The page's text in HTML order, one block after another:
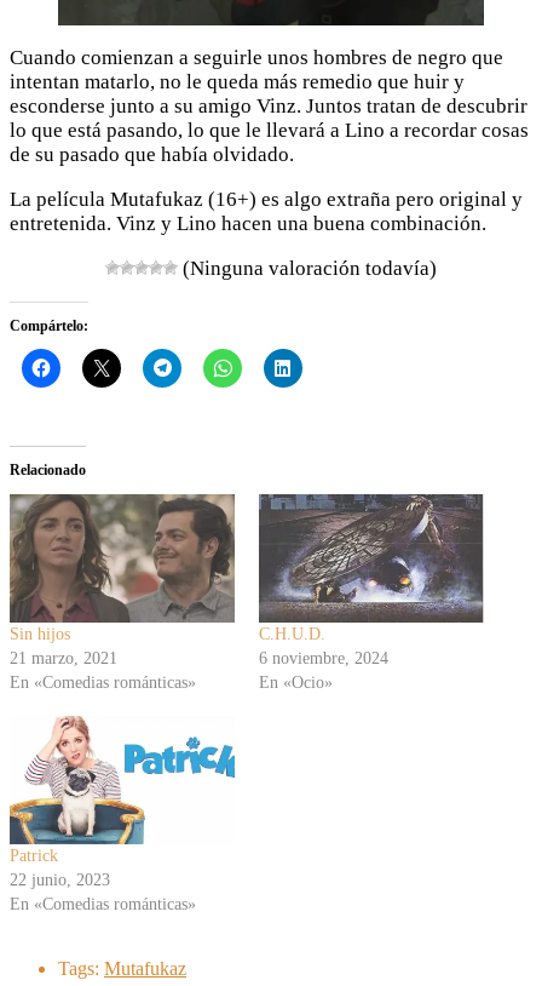
Cuando comienzan a seguirle unos hombres de negro que
intentan matarlo, no le queda más remedio que huir y
esconderse junto a su amigo Vinz. Juntos tratan de descubrir
lo que está pasando, lo que le llevará a Lino a recordar cosas
de su pasado que había olvidado.
La película Mutafukaz (16+) es algo extraña pero original y
entretenida. Vinz y Lino hacen una buena combinación.
(Ninguna valoración todavía)
Compártelo:
Relacionado
Sin hijos
21 marzo, 2021
En «Comedias románticas»
C.H.U.D.
6 noviembre, 2024
En «Ocio»
Patrick
22 junio, 2023
En «Comedias románticas»
Tags: Mutafukaz